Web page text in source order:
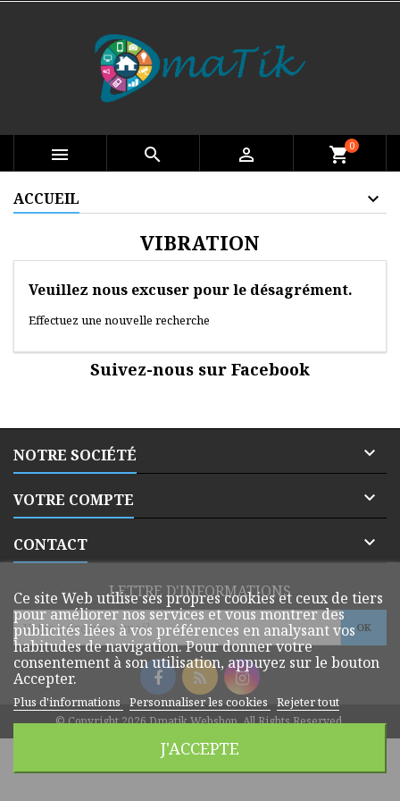
 search  shopping_cart0
ACCUEIL
VIBRATION
Veuillez nous excuser pour le désagrément.
Effectuez une nouvelle recherche
Suivez-nous sur Facebook
NOTRE SOCIÉTÉ 
VOTRE COMPTE 
CONTACT 
Ce site Web utilise ses propres cookies et ceux de tiers
pour améliorer nos services et vous montrer des
publicités liées à vos préférences en analysant vos
habitudes de navigation. Pour donner votre
consentement à son utilisation, appuyez sur le bouton
Accepter.
Plus d'informations Personnaliser les cookies Rejeter tout
J'ACCEPTE
LETTRE D'INFORMATIONS
© Copyright 2026 Dmatik Webshop. All Rights Reserved.